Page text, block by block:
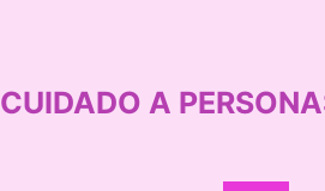
CUIDADO A